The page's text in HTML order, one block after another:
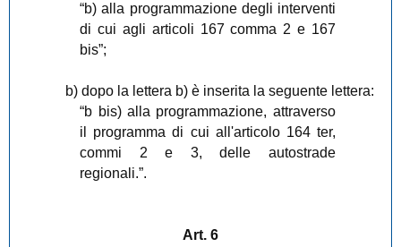
“b) alla programmazione degli interventi
di cui agli articoli 167 comma 2 e 167
bis”;
b) dopo la lettera b) è inserita la seguente lettera:
“b bis) alla programmazione, attraverso
il programma di cui all'articolo 164 ter,
commi 2 e 3, delle autostrade
regionali.”.
Art. 6